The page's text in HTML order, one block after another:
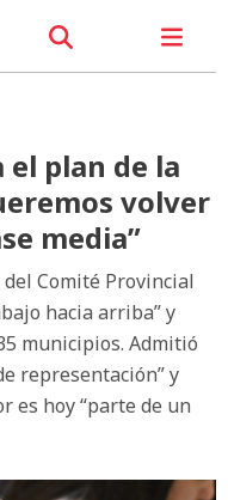
plan de la
volver
media”
Comité Provincial
hacia arriba” y
municipios. Admitió
representación” y
es hoy “parte de un